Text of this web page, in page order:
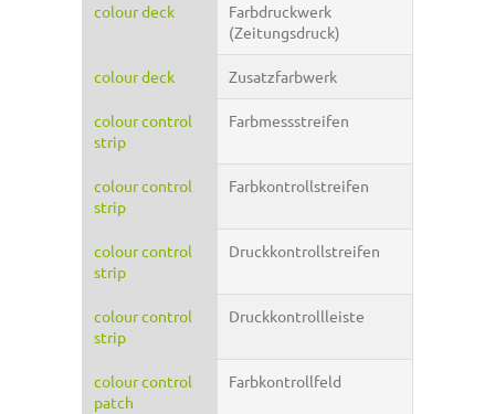
colour deck
Farbdruckwerk
(Zeitungsdruck)
colour deck Zusatzfarbwerk
colour control
strip
Farbmessstreifen
colour control
strip
Farbkontrollstreifen
colour control
strip
Druckkontrollstreifen
colour control
strip
Druckkontrollleiste
colour control
patch
Farbkontrollfeld